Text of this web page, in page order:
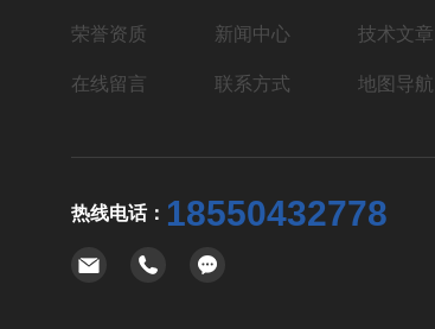
荣誉资质 新闻中心 技术文章
在线留言 联系方式 地图导航
热线电话： 18550432778